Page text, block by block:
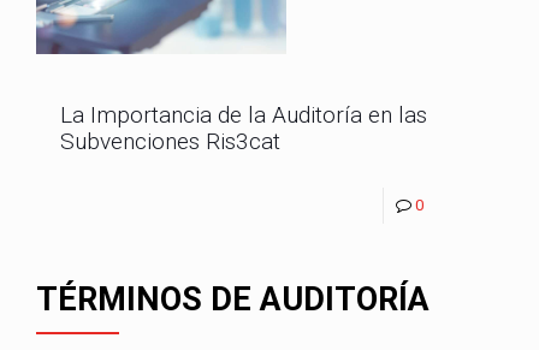
La Importancia de la Auditoría en las
Subvenciones Ris3cat
0
TÉRMINOS DE AUDITORÍA